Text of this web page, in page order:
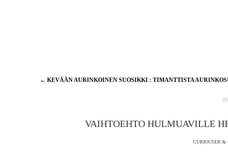
Artikkelien
← KEVÄÄN AURINKOINEN SUOSIKKI : TIMANTTISTA
VAIHTOEHTO HULMUAVILLE
CURIOUSER &